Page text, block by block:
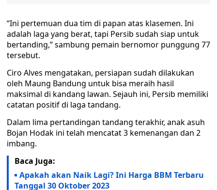
“Ini pertemuan dua tim di papan atas klasemen. Ini
adalah laga yang berat, tapi Persib sudah siap untuk
bertanding,” sambung pemain bernomor punggung 77
tersebut.
Ciro Alves mengatakan, persiapan sudah dilakukan
oleh Maung Bandung untuk bisa meraih hasil
maksimal di kandang lawan. Sejauh ini, Persib memiliki
catatan positif di laga tandang.
Dalam lima pertandingan tandang terakhir, anak asuh
Bojan Hodak ini telah mencatat 3 kemenangan dan 2
imbang.
Baca Juga:
Apakah akan Naik Lagi? Ini Harga BBM Terbaru
Tanggal 30 Oktober 2023